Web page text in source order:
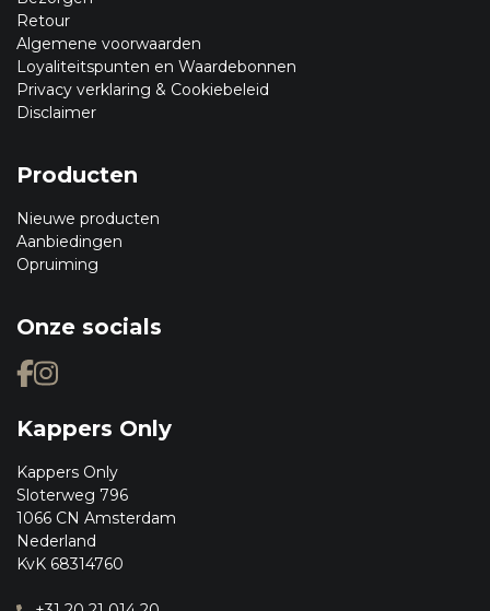
Retour
Algemene voorwaarden
Loyaliteitspunten en Waardebonnen
Privacy verklaring & Cookiebeleid
Disclaimer
Producten
Nieuwe producten
Aanbiedingen
Opruiming
Onze socials
Kappers Only
Kappers Only
Sloterweg 796
1066 CN Amsterdam
Nederland
KvK 68314760